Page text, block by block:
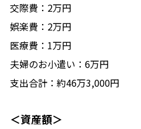
交際費：2万円
娯楽費：2万円
医療費：1万円
夫婦のお小遣い：6万円
支出合計：約46万3,000円
＜資産額＞